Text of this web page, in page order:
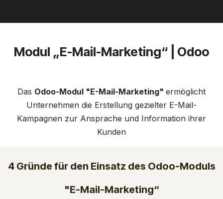
Modul „E-Mail-Marketing“ | Odoo
Das Odoo-Modul "E-Mail-Marketing" ermöglicht
Unternehmen die Erstellung gezielter E-Mail-
Kampagnen zur Ansprache und Information ihrer
Kunden
4 Gründe für den Einsatz des Odoo-Moduls
"E-Mail-Marketing“